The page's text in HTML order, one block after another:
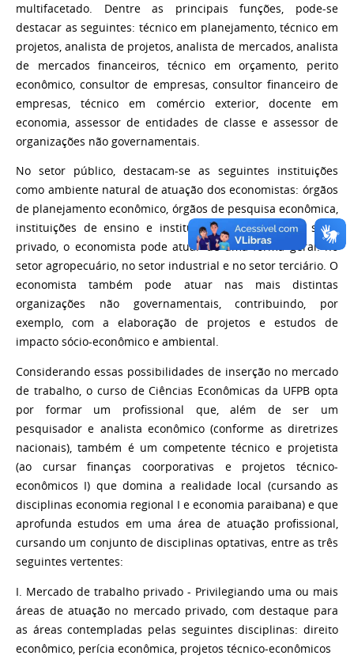
multifacetado. Dentre as principais funções, pode-se
destacar as seguintes: técnico em planejamento, técnico em
projetos, analista de projetos, analista de mercados, analista
de mercados financeiros, técnico em orçamento, perito
econômico, consultor de empresas, consultor financeiro de
empresas, técnico em comércio exterior, docente em
economia, assessor de entidades de classe e assessor de
organizações não governamentais.
No setor público, destacam-se as seguintes instituições
como ambiente natural de atuação dos economistas: órgãos
de planejamento econômico, órgãos de pesquisa econômica,
instituições de ensino e instituições bancárias. No setor
privado, o economista pode atuar de uma forma geral: no
setor agropecuário, no setor industrial e no setor terciário. O
economista também pode atuar nas mais distintas
organizações não governamentais, contribuindo, por
exemplo, com a elaboração de projetos e estudos de
impacto sócio-econômico e ambiental.
Considerando essas possibilidades de inserção no mercado
de trabalho, o curso de Ciências Econômicas da UFPB opta
por formar um profissional que, além de ser um
pesquisador e analista econômico (conforme as diretrizes
nacionais), também é um competente técnico e projetista
(ao cursar finanças coorporativas e projetos técnico-
econômicos I) que domina a realidade local (cursando as
disciplinas economia regional I e economia paraibana) e que
aprofunda estudos em uma área de atuação profissional,
cursando um conjunto de disciplinas optativas, entre as três
seguintes vertentes:
I. Mercado de trabalho privado - Privilegiando uma ou mais
áreas de atuação no mercado privado, com destaque para
as áreas contempladas pelas seguintes disciplinas: direito
econômico, perícia econômica, projetos técnico-econômicos